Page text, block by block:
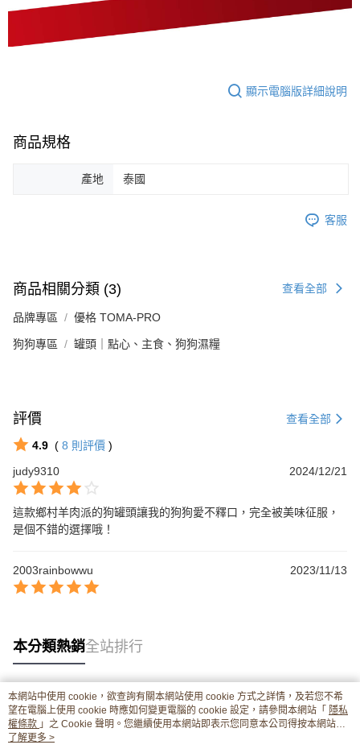
顯示電腦版詳細說明
商品規格
產地 泰國
客服
商品相關分類 (3) 查看全部
品牌專區 優格 TOMA-PRO
狗狗專區 罐頭｜點心、主食、狗狗濕糧
評價 查看全部
4.9 ( 8 則評價 )
judy9310
2024/12/21
這款鄉村羊肉派的狗罐頭讓我的狗狗愛不釋口，完全被美味征服，
是個不錯的選擇哦！
2003rainbowwu 2023/11/13
本分類熱銷全站排行
熱門標籤
本網站中使用 cookie，欲查詢有關本網站使用 cookie 方式之詳情，及若您不希
望在電腦上使用 cookie 時應如何變更電腦的 cookie 設定，請參閱本網站「 隱私
權條款 」之 Cookie 聲明。您繼續使用本網站即表示您同意本公司得按本網站使
用條款之 Cookie 聲明使用 cookie。
了解更多 >